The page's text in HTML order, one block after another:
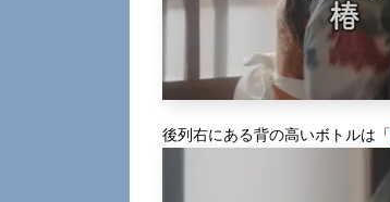
後列右にある背の高いボトルは「